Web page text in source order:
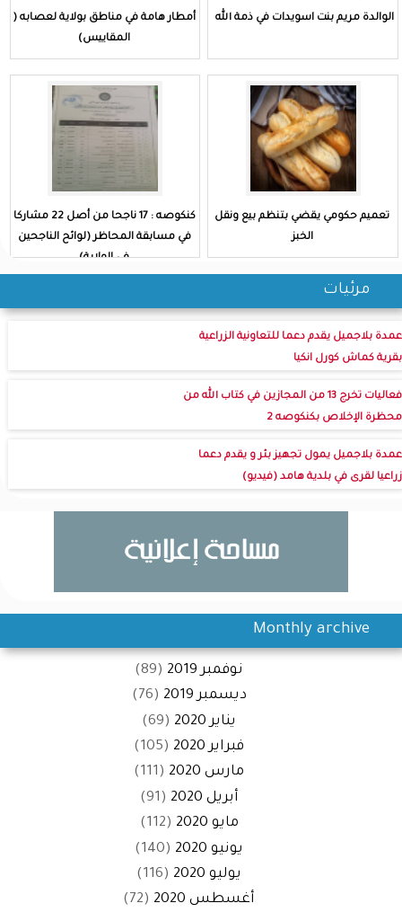
الوالدة مريم بنت اسويدات في ذمة الله
أمطار هامة في مناطق بولاية لعصابه (
المقاييس)
تعميم حكومي يقضي بتنظم بيع ونقل
الخبز
كنكوصه : 17 ناجحا من أصل 22 مشاركا
في مسابقة المحاظر (لوائح الناجحين
في الولاية)
مرئيات
عمدة بلاجميل يقدم دعما للتعاونية الزراعية
بقرية كماش كورل انكيا
فعاليات تخرج 13 من المجازين في كتاب الله من
محظرة الإخلاص بكنكوصه 2
عمدة بلاجميل يمول تجهيز بئر و يقدم دعما
زراعيا لقرى في بلدية هامد (فيديو)
Monthly archive
نوفمبر 2019
(89)
ديسمبر 2019
(76)
يناير 2020
(69)
فبراير 2020
(105)
مارس 2020
(111)
أبريل 2020
(91)
مايو 2020
(112)
يونيو 2020
(140)
يوليو 2020
(116)
أغسطس 2020
(72)